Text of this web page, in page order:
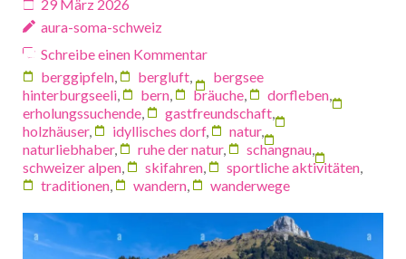
29 März 2026
aura-soma-schweiz
Schreibe einen Kommentar
berggipfeln
bergluft
bergsee
hinterburgseeli
bern bräuche dorfleben
erholungssuchende
gastfreundschaft
holzhäuser, idyllisches dorf, natur,
naturliebhaber, ruhe der natur, schangnau
schweizer alpen
skifahren sportliche aktivitäten
traditionen
wandern wanderwege